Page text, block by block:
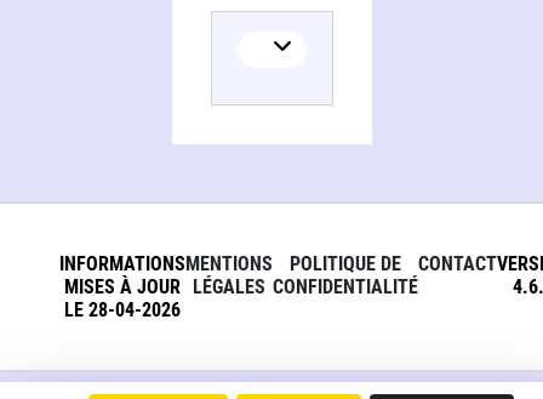
INFORMATIONS
MISES À JOUR
LE 28-04-2026
MENTIONS
LÉGALES
POLITIQUE DE
CONFIDENTIALITÉ
CONTACT